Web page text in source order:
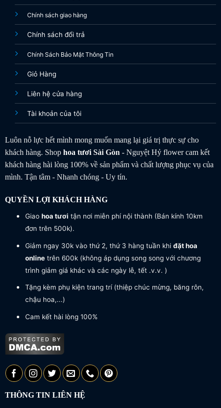
Chính sách giao hàng
Chính sách đổi trả
Chính Sách Bảo Mật Thông Tin
Giỏ Hàng
Liên hệ cửa hàng
Tài khoản của tôi
Luôn nỗ lực hết mình mong muốn mang lại giá trị thực sự cho
khách hàng. Shop hoa tươiSài Gòn - Nguyệt Hỷ flower cam kết
khách hàng hài lòng 100% về sản phẩm và chất lượng phục vụ của
mình. Tận tâm - Nhanh chóng - Uy tín.
QUYỀN LỢI KHÁCH HÀNG
Giao hoa tươi tận nơi miễn phí nội thành (Bán kính 10km
đơn trên 500k).
Giảm ngay 30k vào thứ 2, thứ 3 hàng tuần khi đặt hoa
onlinetrên 600k (không áp dụng song song với chương
trình giảm giá khác và các ngày lễ, tết .v.v. )
Tặng kèm phụ kiện trang trí (thiệp chúc mừng, băng rôn,
chậu hoa,...)
Cam kết hài lòng 100%
THÔNG TIN LIÊN HỆ